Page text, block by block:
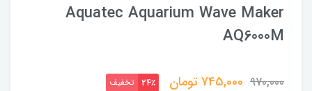
Aquatec Aquarium Wave Maker
AQ6000M
970,000
745,000تومان 24٪ تخفیف